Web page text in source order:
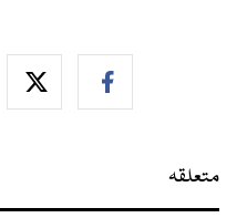
متعلقہ